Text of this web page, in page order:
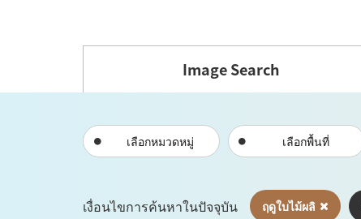
Image Search
เลือกหมวดหมู่ เลือกพื้นที่
เงื่อนไขการค้นหาในปัจจุบัน ฤดูใบไม้ผลิ